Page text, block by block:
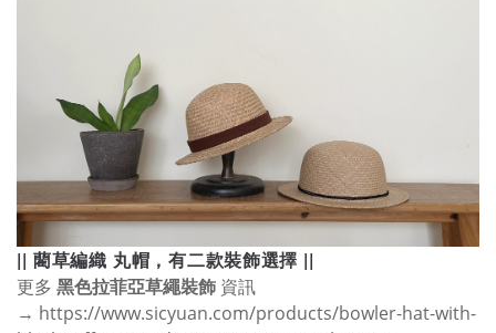
|| 藺草編織 丸帽，有二款裝飾選擇 ||
更多 黑色拉菲亞草繩裝飾 資訊
→ https://www.sicyuan.com/products/bowler-hat-with-